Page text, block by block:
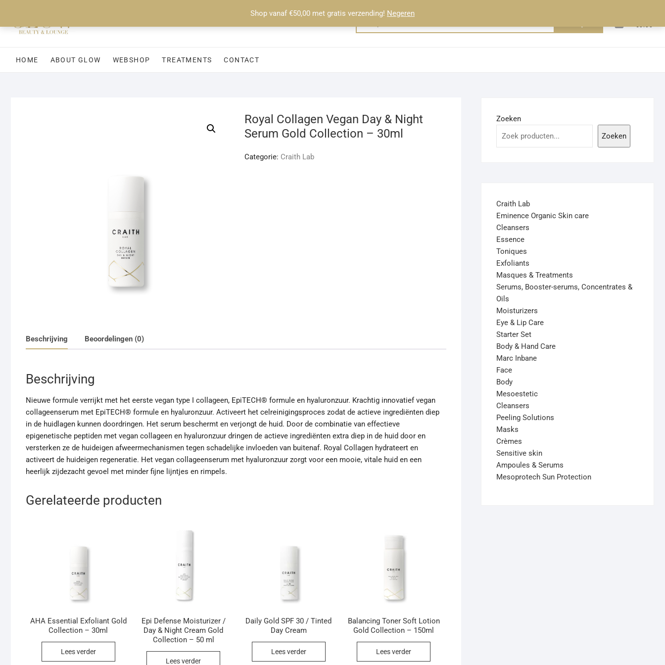
Shop vanaf €50,00 met gratis verzending! Negeren
de
€0.00
HOME ABOUT GLOW WEBSHOP TREATMENTS CONTACT
Royal Collagen Vegan Day & Night
Serum Gold Collection – 30ml
Categorie: Craith Lab
Beschrijving Beoordelingen (0)
Beschrijving
Nieuwe formule verrijkt met het eerste vegan type I collageen, EpiTECH® formule en hyaluronzuur. Krachtig innovatief vegan
collageenserum met EpiTECH® formule en hyaluronzuur. Activeert het celreinigingsproces zodat de actieve ingrediënten diep
in de huidlagen kunnen doordringen. Het serum beschermt en verjongt de huid. Door de combinatie van effectieve
epigenetische peptiden met vegan collageen en hyaluronzuur dringen de actieve ingrediënten extra diep in de huid door en
versterken ze de huideigen afweermechanismen tegen schadelijke invloeden van buitenaf. Royal Collagen hydrateert en
activeert de huideigen regeneratie. Het vegan collageenserum met hyaluronzuur zorgt voor een mooie, vitale huid en een
heerlijk zijdezacht gevoel met minder fijne lijntjes en rimpels.
Gerelateerde producten
AHA Essential Exfoliant Gold
Collection – 30ml
Lees verder
Epi Defense Moisturizer /
Day & Night Cream Gold
Collection – 50 ml
Lees verder
Daily Gold SPF 30 / Tinted
Day Cream
Lees verder
Balancing Toner Soft Lotion
Gold Collection – 150ml
Lees verder
Zoeken
Zoeken
Craith Lab
Eminence Organic Skin care
Cleansers
Essence
Toniques
Exfoliants
Masques & Treatments
Serums, Booster-serums, Concentrates &
Oils
Moisturizers
Eye & Lip Care
Starter Set
Body & Hand Care
Marc Inbane
Face
Body
Mesoestetic
Cleansers
Peeling Solutions
Masks
Crèmes
Sensitive skin
Ampoules & Serums
Mesoprotech Sun Protection